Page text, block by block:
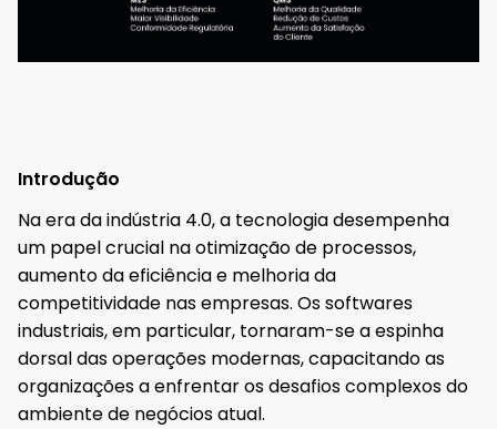
Introdução
Na era da indústria 4.0, a tecnologia desempenha
um papel crucial na otimização de processos,
aumento da eficiência e melhoria da
competitividade nas empresas. Os softwares
industriais, em particular, tornaram-se a espinha
dorsal das operações modernas, capacitando as
organizações a enfrentar os desafios complexos do
ambiente de negócios atual.